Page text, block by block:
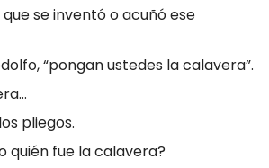
se inventó o acuñó ese
“pongan ustedes la calavera”.
pliegos.
quién fue la calavera?